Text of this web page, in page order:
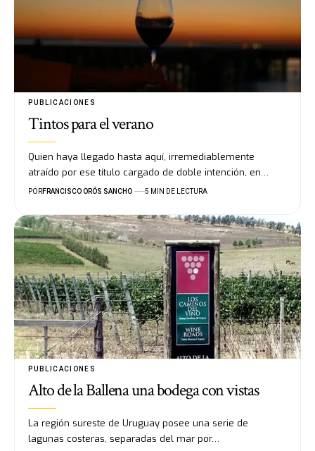
PUBLICACIONES
Tintos para el verano
Quien haya llegado hasta aquí, irremediablemente
atraído por ese título cargado de doble intención, en…
PORFRANCISCO ORÓS SANCHO 5 MIN DE LECTURA
PUBLICACIONES
Alto de la Ballena una bodega con vistas
La región sureste de Uruguay posee una serie de
lagunas costeras, separadas del mar por…